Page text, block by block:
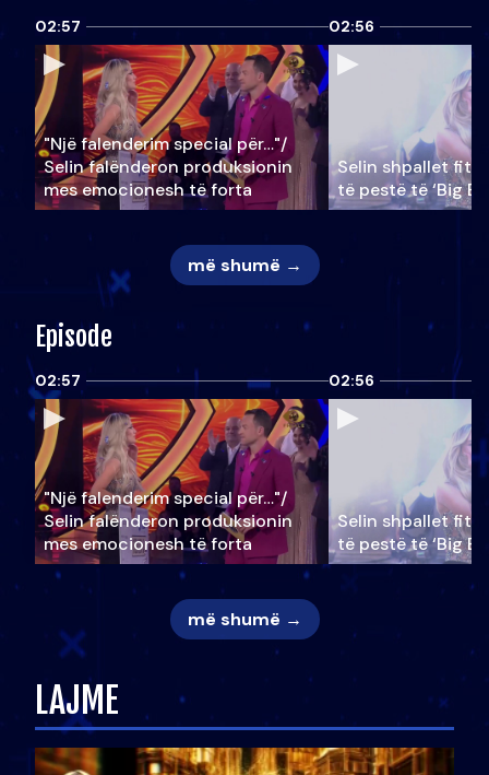
02:57
"Një falenderim special për…"/
Selin falënderon produksionin
mes emocionesh të forta
02:56
Selin shpallet
të pestë të ‘Big
më shumë →
Episode
02:57
"Një falenderim special për…"/
Selin falënderon produksionin
mes emocionesh të forta
02:56
Selin shpallet
të pestë të ‘Big
më shumë →
LAJME